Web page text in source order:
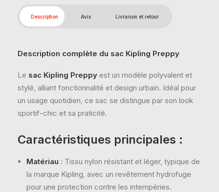
Description Avis Livraison et retour
Description complète du sac Kipling Preppy
Le sac Kipling Preppy est un modèle polyvalent et
stylé, alliant fonctionnalité et design urbain. Idéal pour
un usage quotidien, ce sac se distingue par son look
sportif-chic et sa praticité.
Caractéristiques principales :
Matériau : Tissu nylon résistant et léger, typique de
la marque Kipling, avec un revêtement hydrofuge
pour une protection contre les intempéries.